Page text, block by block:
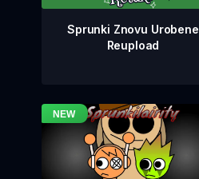
Sprunki Znovu Urobene
Reupload